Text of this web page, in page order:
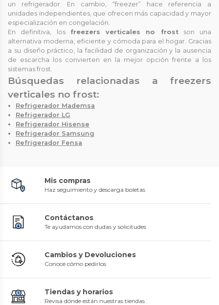
un refrigerador. En cambio, “freezer” hace referencia a
unidades independientes, que ofrecen más capacidad y mayor
especialización en congelación.
En definitiva, los freezers verticales no frostson una
alternativa moderna, eficiente y cómoda para el hogar. Gracias
a su diseño práctico, la facilidad de organización y la ausencia
de escarcha los convierten en la mejor opción frente a los
sistemas frost.
Búsquedas relacionadas a freezers
verticales no frost:
Refrigerador Mademsa
Refrigerador LG
Refrigerador Hisense
Refrigerador Samsung
Refrigerador Fensa
Mis compras
Haz seguimiento y descarga boletas
Contáctanos
Te ayudamos con dudas y solicitudes
Cambios y Devoluciones
Conoce cómo pedirlos
Tiendas y horarios
Revisa dónde están nuestras tiendas